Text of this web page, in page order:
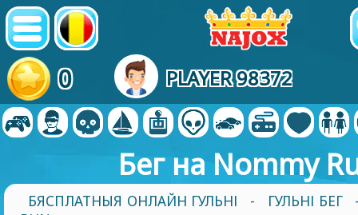
0 PLAYER 98372
Бег на Nommy
БЯСПЛАТНЫЯ ОНЛАЙН ГУЛЬНІ - ГУЛЬНІ БЕГ